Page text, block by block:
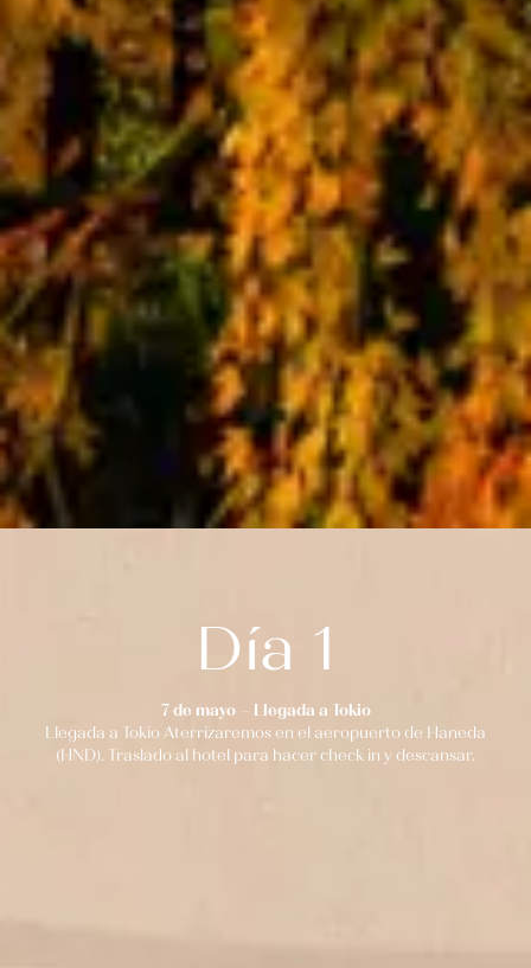
Día 1
7 de mayo – Llegada a Tokio
Llegada a Tokio Aterrizaremos en el aeropuerto de Haneda
(HND). Traslado al hotel para hacer check in y descansar.